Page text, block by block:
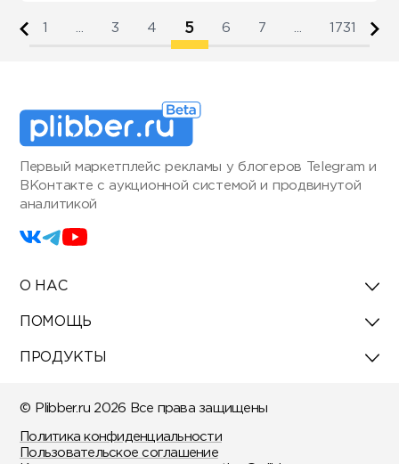
3 4 5 6 7 1731
Первый маркетплейс рекламы у блогеров Telegram и
ВКонтакте с аукционной системой и продвинутой
аналитикой
О НАС
ПОМОЩЬ
ПРОДУКТЫ
© Plibber.ru 2026 Все права защищены
Политика конфиденциальности
Пользовательское соглашение